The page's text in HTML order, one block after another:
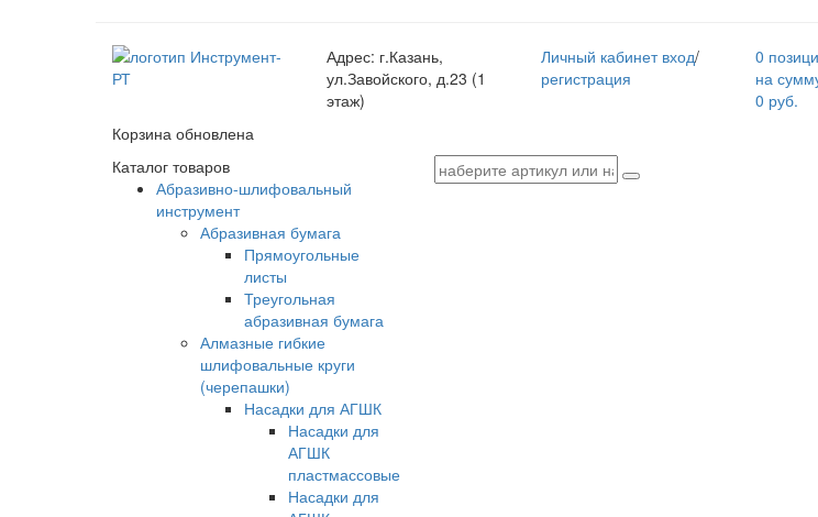
Адрес: г.Казань,
ул.Завойского, д.23 (1
этаж)
Личный кабинет вход/
регистрация
0
на
0 руб.
Корзина обновлена
Каталог товаров
Абразивно-шлифовальный
инструмент
Абразивная бумага
Прямоугольные
листы
Треугольная
абразивная бумага
Алмазные гибкие
шлифовальные круги
(черепашки)
Насадки для АГШК
Насадки для
АГШК
пластмассовые
Насадки для